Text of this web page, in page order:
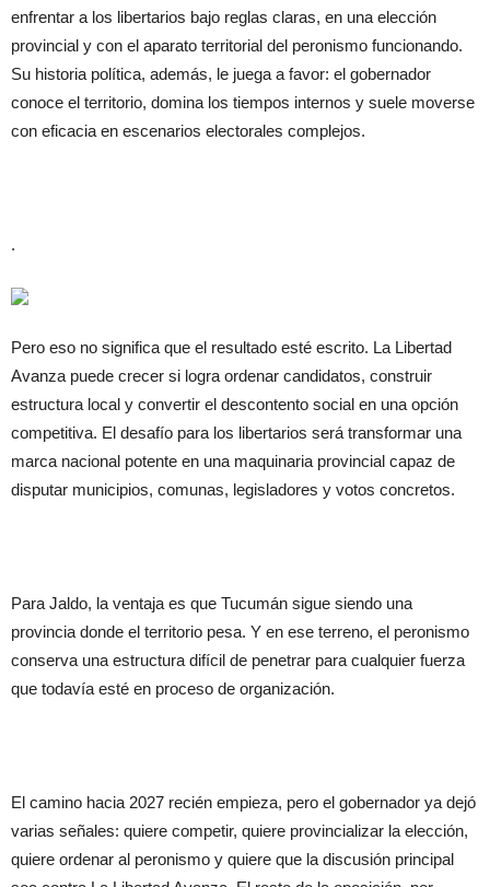
enfrentar a los libertarios bajo reglas claras, en una elección
provincial y con el aparato territorial del peronismo funcionando.
Su historia política, además, le juega a favor: el gobernador
conoce el territorio, domina los tiempos internos y suele moverse
con eficacia en escenarios electorales complejos.
.
Pero eso no significa que el resultado esté escrito. La Libertad
Avanza puede crecer si logra ordenar candidatos, construir
estructura local y convertir el descontento social en una opción
competitiva. El desafío para los libertarios será transformar una
marca nacional potente en una maquinaria provincial capaz de
disputar municipios, comunas, legisladores y votos concretos.
Para Jaldo, la ventaja es que Tucumán sigue siendo una
provincia donde el territorio pesa. Y en ese terreno, el peronismo
conserva una estructura difícil de penetrar para cualquier fuerza
que todavía esté en proceso de organización.
El camino hacia 2027 recién empieza, pero el gobernador ya dejó
varias señales: quiere competir, quiere provincializar la elección,
quiere ordenar al peronismo y quiere que la discusión principal